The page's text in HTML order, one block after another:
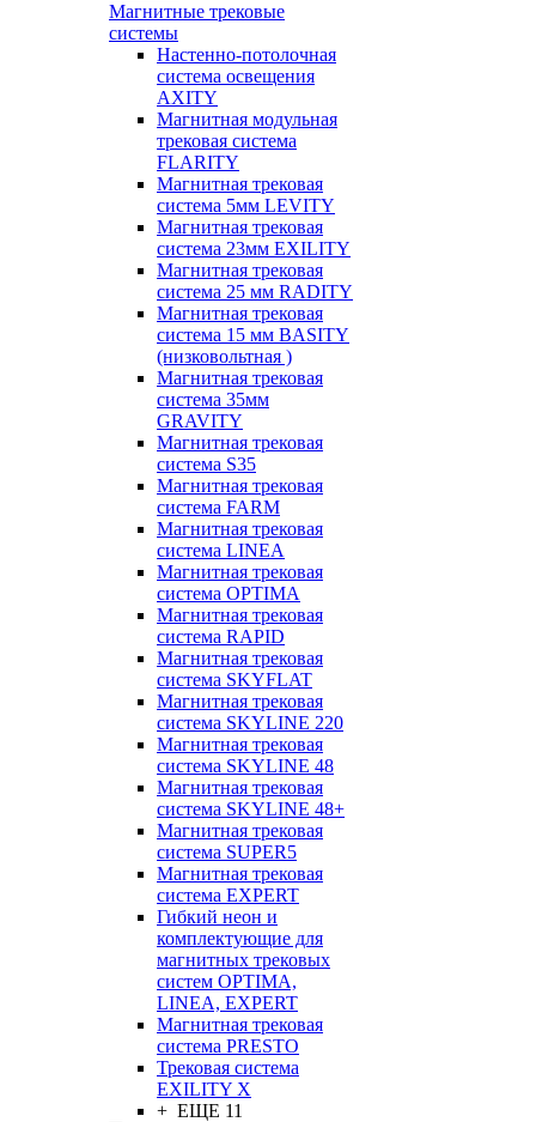
Магнитные трековые
системы
Настенно-потолочная
система освещения
AXITY
Магнитная модульная
трековая система
FLARITY
Магнитная трековая
система 5мм LEVITY
Магнитная трековая
система 23мм EXILITY
Магнитная трековая
система 25 мм RADITY
Магнитная трековая
система 15 мм BASITY
(низковольтная )
Магнитная трековая
система 35мм
GRAVITY
Магнитная трековая
система S35
Магнитная трековая
система FARM
Магнитная трековая
система LINEA
Магнитная трековая
система OPTIMA
Магнитная трековая
система RAPID
Магнитная трековая
система SKYFLAT
Магнитная трековая
система SKYLINE 220
Магнитная трековая
система SKYLINE 48
Магнитная трековая
система SKYLINE 48+
Магнитная трековая
система SUPER5
Магнитная трековая
система EXPERT
Гибкий неон и
комплектующие для
магнитных трековых
систем OPTIMA,
LINEA, EXPERT
Магнитная трековая
система PRESTO
Трековая система
EXILITY X
+ ЕЩЕ 11